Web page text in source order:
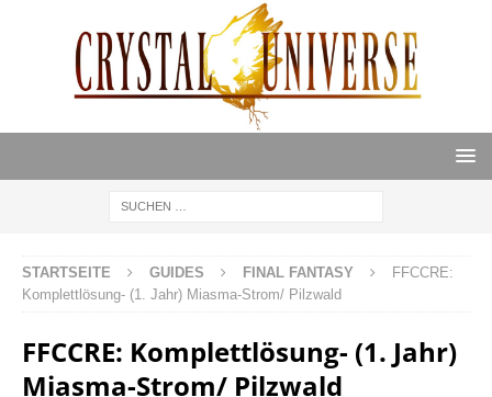
STARTSEITE GUIDES FINAL FANTASY
FFCCRE:
Komplettlösung- (1. Jahr) Miasma-Strom/ Pilzwald
FFCCRE: Komplettlösung- (1. Jahr)
Miasma-Strom/ Pilzwald